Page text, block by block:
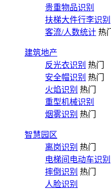
贵重物品识别
扶梯大件行李识别
客流/人数统计 热门
建筑地产
反光衣识别 热门
安全帽识别 热门
火焰识别 热门
重型机械识别
烟雾识别 热门
智慧园区
离岗识别 热门
电梯间电动车识别
摔倒识别 热门
人脸识别